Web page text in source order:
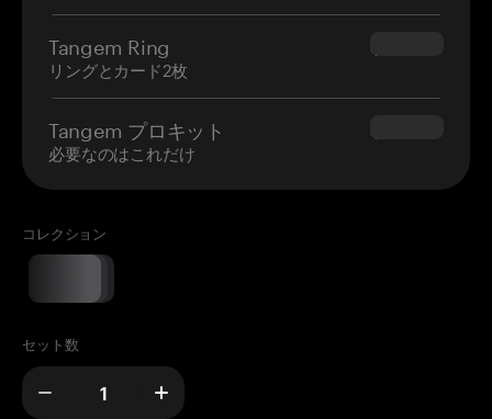
Tangem Ring
リングとカード2枚
$160.00
Tangem プロキット
必要なのはこれだけ
$180.00
コレクション
セット数